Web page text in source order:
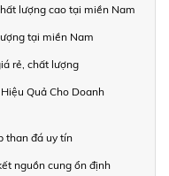
lượng cao tại miền Nam
tại miền Nam
rẻ, chất lượng
Quả Cho Doanh
than đá uy tín
nguồn cung ổn định